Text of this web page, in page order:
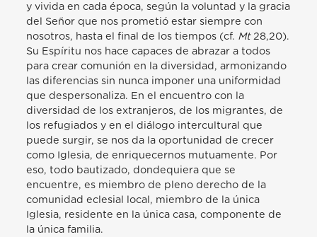
y vivida en cada época, según la voluntad y la gracia
del Señor que nos prometió estar siempre con
nosotros, hasta el final de los tiempos (cf. Mt28,20).
Su Espíritu nos hace capaces de abrazar a todos
para crear comunión en la diversidad, armonizando
las diferencias sin nunca imponer una uniformidad
que despersonaliza. En el encuentro con la
diversidad de los extranjeros, de los migrantes, de
los refugiados y en el diálogo intercultural que
puede surgir, se nos da la oportunidad de crecer
como Iglesia, de enriquecernos mutuamente. Por
eso, todo bautizado, dondequiera que se
encuentre, es miembro de pleno derecho de la
comunidad eclesial local, miembro de la única
Iglesia, residente en la única casa, componente de
la única familia.